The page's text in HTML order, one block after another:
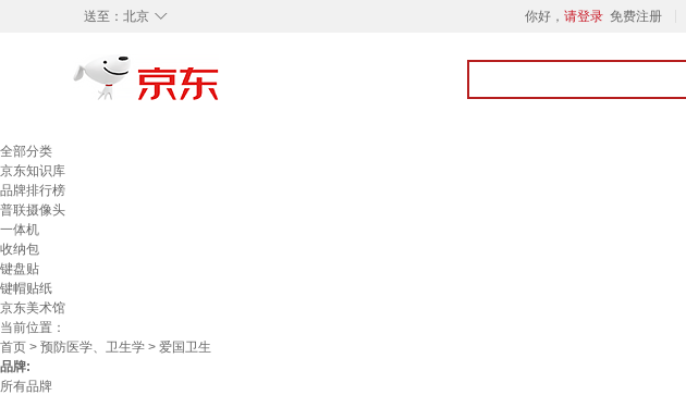
◇
送至： 北京 你好， 请登录 免费注册
全部分类
京东知识库
品牌排行榜
普联摄像头
一体机
收纳包
键盘贴
键帽贴纸
京东美术馆
当前位置：
首页 > 预防医学、卫生学 > 爱国卫生
品牌:
所有品牌